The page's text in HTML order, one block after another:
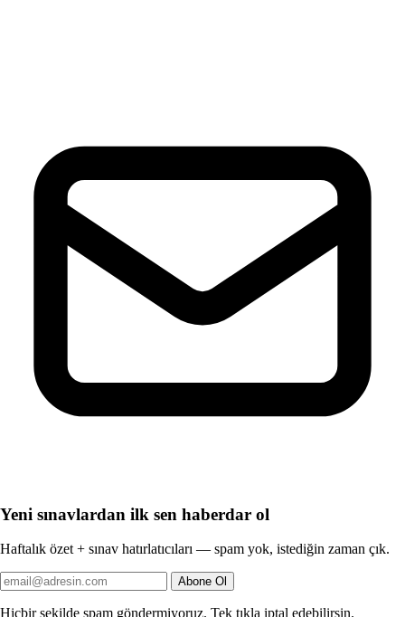
Yeni sınavlardan ilk sen haberdar ol
Haftalık özet + sınav hatırlatıcıları — spam yok, istediğin zaman çık.
Abone Ol
Hiçbir şekilde spam göndermiyoruz. Tek tıkla iptal edebilirsin.